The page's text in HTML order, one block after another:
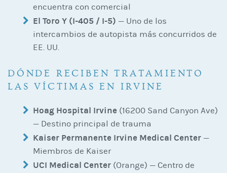
encuentra con comercial
El Toro Y (I-405 / I-5) — Uno de los
intercambios de autopista más concurridos de
EE. UU.
DÓNDE RECIBEN TRATAMIENTO
LAS VÍCTIMAS EN IRVINE
Hoag Hospital Irvine (16200 Sand Canyon Ave)
— Destino principal de trauma
Kaiser Permanente Irvine Medical Center —
Miembros de Kaiser
UCI Medical Center (Orange) — Centro de